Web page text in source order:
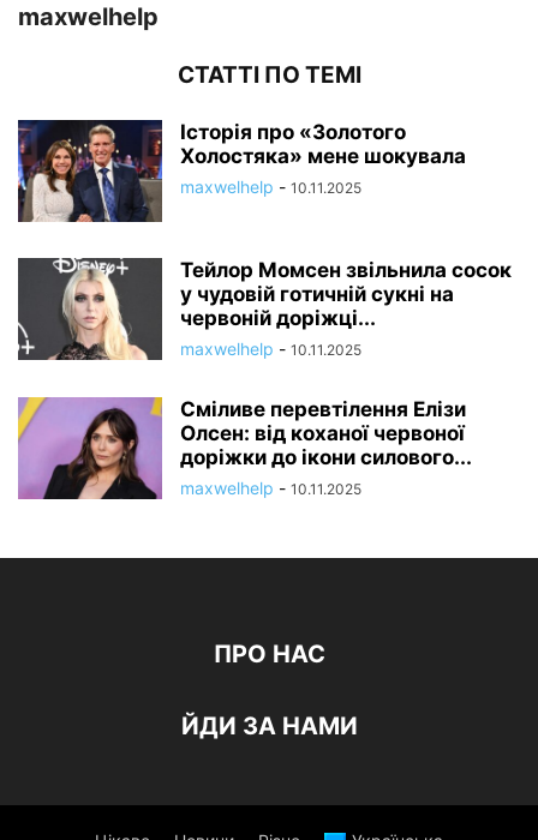
maxwelhelp
СТАТТІ ПО ТЕМІ
Історія про «Золотого
Холостяка» мене шокувала
maxwelhelp - 10.11.2025
Тейлор Момсен звільнила сосок
у чудовій готичній сукні на
червоній доріжці...
maxwelhelp - 10.11.2025
Сміливе перевтілення Елізи
Олсен: від коханої червоної
доріжки до ікони силового...
maxwelhelp - 10.11.2025
ПРО НАС
ЙДИ ЗА НАМИ